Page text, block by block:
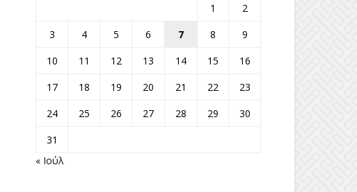
1
2
3
4 5 6 7 8
9
10
11 12 13 14 15
16
17
18 19 20 21 22
23
24
25 26 27 28 29
30
31
« Ιούλ